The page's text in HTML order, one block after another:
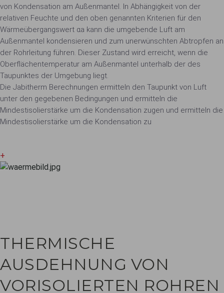
von Kondensation am Außenmantel. In Abhängigkeit von der
relativen Feuchte und den oben genannten Kriterien für den
Wärmeübergangswert αa kann die umgebende Luft am
Außenmantel kondensieren und zum unerwünschten Abtropfen an
der Rohrleitung führen. Dieser Zustand wird erreicht, wenn die
Oberflächentemperatur am Außenmantel unterhalb der des
Taupunktes der Umgebung liegt.
Die Jabitherm Berechnungen ermitteln den Taupunkt von Luft
unter den gegebenen Bedingungen und ermitteln die
Mindestisolierstärke um die Kondensation zugen und ermitteln die
Mindestisolierstärke um die Kondensation zu
+
THERMISCHE
AUSDEHNUNG VON
VORISOLIERTEN ROHREN